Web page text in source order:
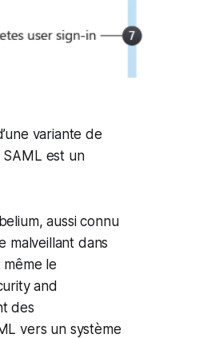
variante de
SAML est un
aussi connu
malveillant dans
même le
and
des
vers un système